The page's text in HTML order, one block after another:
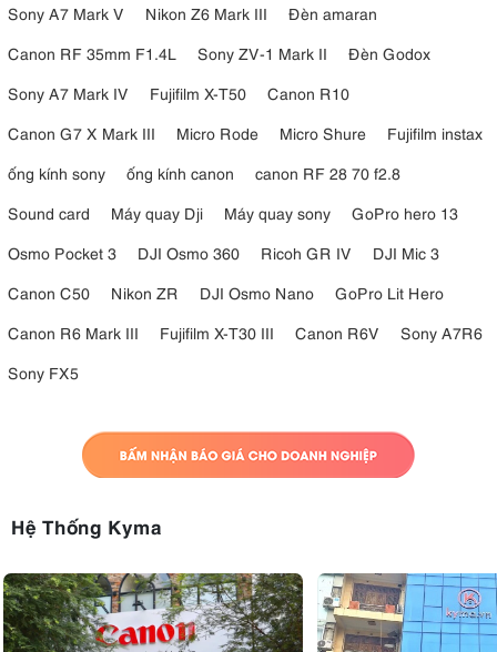
Sony A7 Mark V
Nikon Z6 Mark III
Đèn amaran
Canon RF 35mm F1.4L
Sony ZV-1 Mark II
Đèn Godox
Sony A7 Mark IV
Fujifilm X-T50
Canon R10
Canon G7 X Mark III
Micro Rode Micro Shure
Fujifilm instax
ống kính sony
ống kính canon
canon RF 28 70 f2.8
Sound card
Máy quay Dji Máy quay sony
GoPro hero 13
Osmo Pocket 3
DJI Osmo 360 Ricoh GR IV
DJI Mic 3
Canon C50
Nikon ZR DJI Osmo Nano
GoPro Lit Hero
Canon R6 Mark III
Fujifilm X-T30 III Canon R6V
Sony A7R6
Sony FX5
Hệ Thống Kyma